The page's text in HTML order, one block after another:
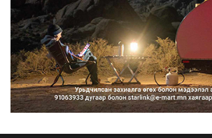
Нийтийн тээврийн Ч:19А чиглэлийн
замналд түр хугац...
2026/08/07